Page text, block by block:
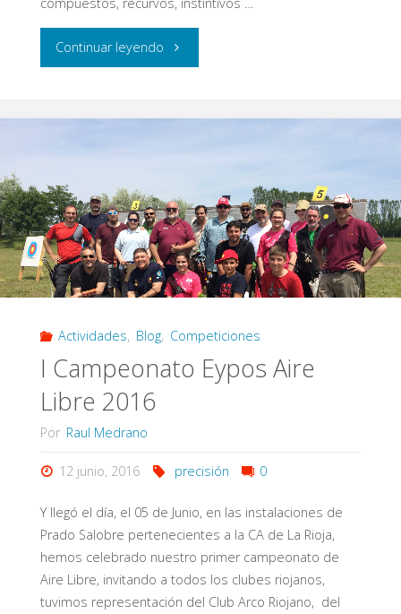
compuestos, recurvos, instintivos …
Continuar leyendo "II
Eypos
Libre
2016"
Actividades, Blog, Competiciones
I Campeonato Eypos Aire
Libre 2016
Por Raul Medrano
12 junio, 2016 precisión 0
Y llegó el día, el 05 de Junio, en las instalaciones de
Prado Salobre pertenecientes a la CA de La Rioja,
hemos celebrado nuestro primer campeonato de
Aire Libre, invitando a todos los clubes riojanos,
tuvimos representación del Club Arco Riojano, del